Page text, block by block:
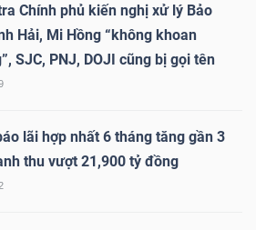
Chính phủ kiến nghị xử lý Bảo
Hải, Mi Hồng “không khoan
SJC, PNJ, DOJI cũng bị gọi tên
lãi hợp nhất 6 tháng tăng gần 3
thu vượt 21,900 tỷ đồng